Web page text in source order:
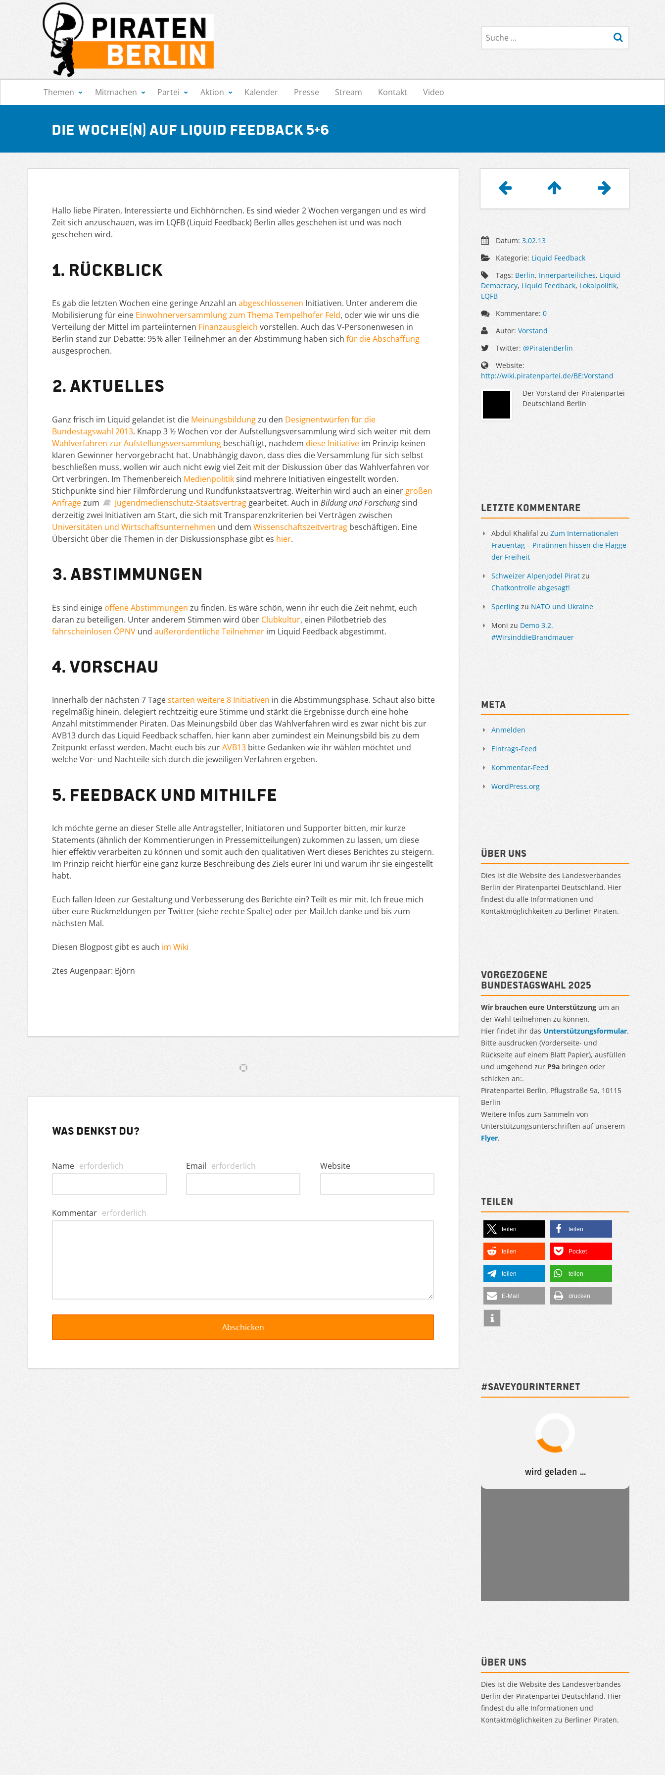
Suche
Navigation
Themen Mitmachen Partei Aktion Kalender Presse Stream Kontakt Video
Die Woche(n) auf Liquid Feedback 5+6
Hallo liebe Piraten, Interessierte und Eichhörnchen. Es sind wieder 2 Wochen vergangen und es wird
Zeit sich anzuschauen, was im LQFB (Liquid Feedback) Berlin alles geschehen ist und was noch
geschehen wird.
1. Rückblick
Es gab die letzten Wochen eine geringe Anzahl an abgeschlossenen Initiativen. Unter anderem die
Mobilisierung für eine Einwohnerversammlung zum Thema Tempelhofer Feld, oder wie wir uns die
Verteilung der Mittel im parteiinternen Finanzausgleich vorstellen. Auch das V-Personenwesen in
Berlin stand zur Debatte: 95% aller Teilnehmer an der Abstimmung haben sich für die Abschaffung
ausgesprochen.
2. Aktuelles
Ganz frisch im Liquid gelandet ist die Meinungsbildungzu den Designentwürfen für die
Bundestagswahl 2013. Knapp 3 ½ Wochen vor der Aufstellungsversammlung wird sich weiter mit dem
Wahlverfahren zur Aufstellungsversammlung beschäftigt, nachdem diese Initiative im Prinzip keinen
klaren Gewinner hervorgebracht hat. Unabhängig davon, dass dies die Versammlung für sich selbst
beschließen muss, wollen wir auch nicht ewig viel Zeit mit der Diskussion über das Wahlverfahren vor
Ort verbringen. Im Themenbereich Medienpolitiksind mehrere Initiativen eingestellt worden.
Stichpunkte sind hier Filmförderung und Rundfunkstaatsvertrag. Weiterhin wird auch an einer großen
Anfragezum Jugendmedienschutz-Staatsvertrag gearbeitet. Auch in Bildung und Forschungsind
derzeitig zwei Initiativen am Start, die sich mit Transparenzkriterien bei Verträgen zwischen
Universitäten und Wirtschaftsunternehmen und dem Wissenschaftszeitvertrag beschäftigen. Eine
Übersicht über die Themen in der Diskussionsphase gibt es hier.
3. Abstimmungen
Es sind einige offene Abstimmungen zu finden. Es wäre schön, wenn ihr euch die Zeit nehmt, euch
daran zu beteiligen. Unter anderem Stimmen wird über Clubkultur, einen Pilotbetrieb des
fahrscheinlosen ÖPNV und außerordentliche Teilnehmer im Liquid Feedback abgestimmt.
4. Vorschau
Innerhalb der nächsten 7 Tagestarten weitere 8 Initiativen in die Abstimmungsphase. Schaut also bitte
regelmäßig hinein, delegiert rechtzeitig eure Stimme und stärkt die Ergebnisse durch eine hohe
Anzahl mitstimmender Piraten. Das Meinungsbild über das Wahlverfahren wird es zwar nicht bis zur
AVB13 durch das Liquid Feedback schaffen, hier kann aber zumindest ein Meinungsbild bis zu dem
Zeitpunkt erfasst werden. Macht euch bis zurAVB13 bitte Gedanken wie ihr wählen möchtet und
welche Vor- und Nachteile sich durch die jeweiligen Verfahren ergeben.
5. Feedback und Mithilfe
Ich möchte gerne an dieser Stelle alle Antragsteller, Initiatoren und Supporter bitten, mir kurze
Statements (ähnlich der Kommentierungen in Pressemitteilungen) zukommen zu lassen, um diese
hier effektiv verarbeiten zu können und somit auch den qualitativen Wert dieses Berichtes zu steigern.
Im Prinzip reicht hierfür eine ganz kurze Beschreibung des Ziels eurer Ini und warum ihr sie eingestellt
habt.
Euch fallen Ideen zur Gestaltung und Verbesserung des Berichte ein? Teilt es mir mit. Ich freue mich
über eure Rückmeldungen per Twitter (siehe rechte Spalte) oder per Mail.Ich danke und bis zum
nächsten Mal.
Diesen Blogpost gibt es auch im Wiki
2tes Augenpaar: Björn
Was denkst du?
Name erforderlich Email erforderlich Website
Kommentar erforderlich
Datum:3.02.13
Kategorie: Liquid Feedback
Tags: Berlin, Innerparteiliches, Liquid
Democracy, Liquid Feedback, Lokalpolitik,
LQFB
Kommentare:0
Autor:Vorstand
Twitter:@PiratenBerlin
Website:
http://wiki.piratenpartei.de/BE:Vorstand
Der Vorstand der Piratenpartei
Deutschland Berlin
Letzte Kommentare
Abdul Khalifal zu Zum Internationalen
Frauentag – Piratinnen hissen die Flagge
der Freiheit
Schweizer Alpenjodel Pirat zu
Chatkontrolle abgesagt!
Sperling zu NATO und Ukraine
Moni zu Demo 3.2.
#WirsinddieBrandmauer
Meta
Anmelden
Eintrags-Feed
Kommentar-Feed
WordPress.org
Über uns
Dies ist die Website des Landesverbandes
Berlin der Piratenpartei Deutschland. Hier
findest du alle Informationen und
Kontaktmöglichkeiten zu Berliner Piraten.
Vorgezogene
Bundestagswahl 2025
Wir brauchen eure Unterstützung um an
der Wahl teilnehmen zu können.
Hier findet ihr das Unterstützungsformular.
Bitte ausdrucken (Vorderseite- und
Rückseite auf einem Blatt Papier), ausfüllen
und umgehend zur P9a bringen oder
schicken an:.
Piratenpartei Berlin, Pflugstraße 9a, 10115
Berlin
Weitere Infos zum Sammeln von
Unterstützungsunterschriften auf unserem
Flyer.
Teilen
teilen teilen
teilen Pocket
teilen teilen
E-Mail drucken
#SAVEYOURINTERNET
Über uns
Dies ist die Website des Landesverbandes
Berlin der Piratenpartei Deutschland. Hier
findest du alle Informationen und
Kontaktmöglichkeiten zu Berliner Piraten.